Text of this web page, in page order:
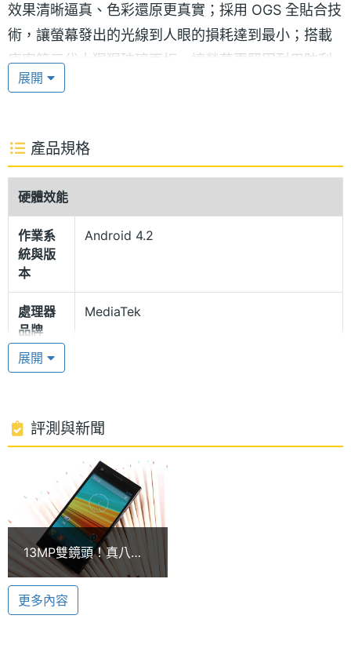
效果清晰逼真、色彩還原更真實；採用 OGS 全貼合技
術，讓螢幕發出的光線到人眼的損耗達到最小；搭載
康寧第三代大猩猩玻璃面板，讓螢幕更堅固耐用防刮
傷。THL 美猴王 2 外觀造型極致簡約且時尚大氣，加
螢幕整體占比大幅提高、可視畫面更大；採用金屬質
聯發科八核心處理器
OS 作業系統，擁有騷擾攔截、過濾垃圾簡訊、流量監
控、陌生來電識別等安全防護功能；重新繪製 300 多
個常用的三方圖示，提供幾百套個性化主題輕鬆更
亂的頁面上使勁搖一搖手機，圖示就會自動整齊排
列。THL 美猴王 2 搭載聯發科 MediaTek MT6592H,
1.7GHz 八核心處理器，為全球第一款支援最新的
HEVC / H.265 和 Google VP9 1080P 30fps 影片解
碼、同時支援超高畫質 4K x 2K 30fps H.264 影片播
放和 1080P Full HD 顯示的處理器，與四核心處理器
對比，THL 美猴王 2 的真八核心處理器在高畫質影片
解碼、多工及多視窗的應用處理中具有更強的優勢。
展開
產品規格
硬體效能
作業系
統與版
本
Android 4.2
處理器
品牌
MediaTek
處理器
處理器
時脈
1.7 GHz
核心數
8
RAM記
憶體
2 GB
ROM儲
存空間
展開
評測與新聞
13MP雙鏡頭！真八核
手機THL美猴王2實測
更多內容